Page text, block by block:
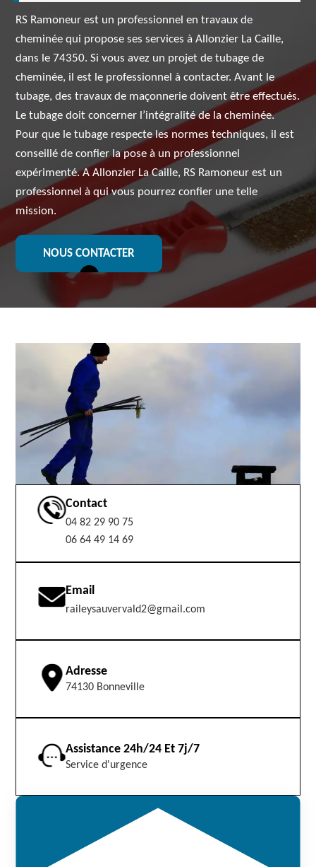
RS Ramoneur est un professionnel en travaux de
cheminée qui propose ses services à Allonzier La Caille,
dans le 74350. Si vous avez un projet de tubage de
cheminée, il est le professionnel à contacter. Avant le
tubage, des travaux de maçonnerie doivent être effectués.
Le tubage doit concerner l’intégralité de la cheminée.
Pour que le tubage respecte les normes techniques, il est
conseillé de confier la pose à un professionnel
expérimenté. A Allonzier La Caille, RS Ramoneur est un
professionnel à qui vous pourrez confier une telle
mission.
NOUS CONTACTER
Contact
04 82 29 90 75
06 64 49 14 69
Email
raileysauvervald2@gmail.com
Adresse
74130 Bonneville
Assistance 24h/24 Et 7j/7
Service d'urgence